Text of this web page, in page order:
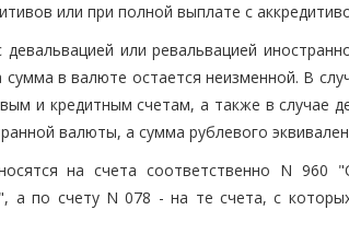
или при полной выплате с
девальвацией или ревальвацией
в валюте остается неизменной. В
и кредитным счетам, а также в случае
валюты, а сумма рублевого
на счета соответственно N
а по счету N 078 - на те счета, с